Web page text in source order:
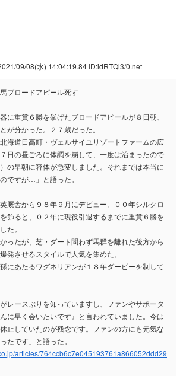
09/08(水) 14:04:19.84 ID:idRTQl3/0.net
ブロードアピール死す
に重賞６勝を挙げたブロードアピールが８日朝、
が分かった。２７歳だった。
海道日高町・ヴェルサイユリゾートファームの広
日の昼ごろに体調を崩して、一度は治まったので
の早朝に容体が急変しました。それまでは本当に
ですが…」と語った。
厩舎から９８年９月にデビュー。００年シルクロ
飾ると、０２年に現役引退するまでに重賞６勝を
た。
ったが、芝・ダート問わず馬群を離れた後方から
発させるスタイルで人気を集めた。
にあたるワグネリアンが１８年ダービーを制して
レースぶりを知っていますし、ファンやサポータ
に早く会いたいです』と言われていました。今は
止していたのが残念です。ファンの方にも元気な
たです」と語った。
articles/764ccb6c7e045193761a866052ddd29